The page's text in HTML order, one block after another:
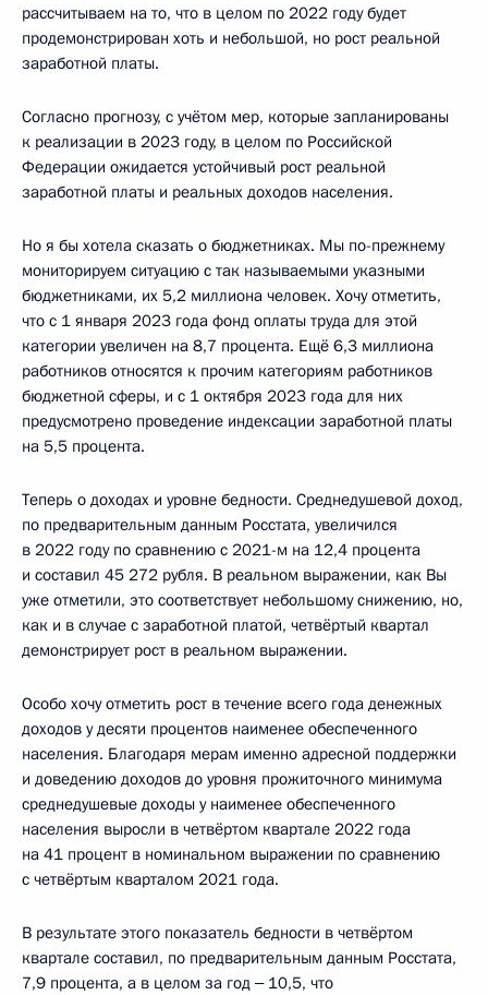
рассчитываем на то, что в целом по 2022 году будет
продемонстрирован хоть и небольшой, но рост реальной
заработной платы.
Согласно прогнозу, с учётом мер, которые запланированы
к реализации в 2023 году, в целом по Российской
Федерации ожидается устойчивый рост реальной
заработной платы и реальных доходов населения.
Но я бы хотела сказать о бюджетниках. Мы по-прежнему
мониторируем ситуацию с так называемыми указными
бюджетниками, их 5,2 миллиона человек. Хочу отметить,
что с 1 января 2023 года фонд оплаты труда для этой
категории увеличен на 8,7 процента. Ещё 6,3 миллиона
работников относятся к прочим категориям работников
бюджетной сферы, и с 1 октября 2023 года для них
предусмотрено проведение индексации заработной платы
на 5,5 процента.
Теперь о доходах и уровне бедности. Среднедушевой доход,
по предварительным данным Росстата, увеличился
в 2022 году по сравнению с 2021-м на 12,4 процента
и составил 45 272 рубля. В реальном выражении, как Вы
уже отметили, это соответствует небольшому снижению, но,
как и в случае с заработной платой, четвёртый квартал
демонстрирует рост в реальном выражении.
Особо хочу отметить рост в течение всего года денежных
доходов у десяти процентов наименее обеспеченного
населения. Благодаря мерам именно адресной поддержки
и доведению доходов до уровня прожиточного минимума
среднедушевые доходы у наименее обеспеченного
населения выросли в четвёртом квартале 2022 года
на 41 процент в номинальном выражении по сравнению
с четвёртым кварталом 2021 года.
В результате этого показатель бедности в четвёртом
квартале составил, по предварительным данным Росстата,
7,9 процента, а в целом за год ‒ 10,5, что